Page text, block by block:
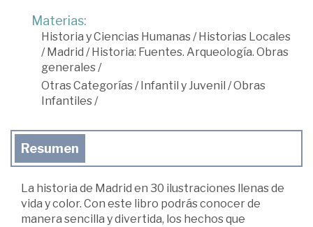
Materias:
Historia y Ciencias Humanas/ Historias Locales
/ Madrid / Historia: Fuentes. Arqueología. Obras
generales/
Otras Categorías/ Infantil y Juvenil /Obras
Infantiles/
Resumen
La historia de Madrid en 30 ilustraciones llenas de
vida y color. Con este libro podrás conocer de
manera sencilla y divertida, los hechos que